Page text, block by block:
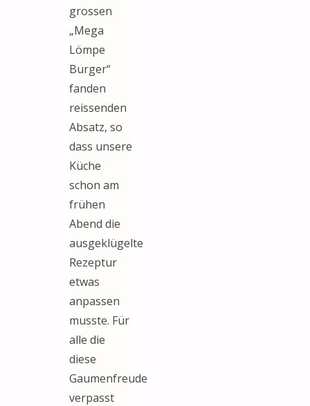
grossen
„Mega
Lömpe
Burger“
fanden
reissenden
Absatz, so
dass unsere
Küche
schon am
frühen
Abend die
ausgeklügelte
Rezeptur
etwas
anpassen
musste. Für
alle die
diese
Gaumenfreude
verpasst